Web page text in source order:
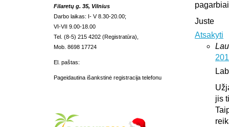
Filaretų g. 35, Vilnius
Darbo laikas: I- V 8.30-20.00;
VI-VII 9.00-18.00
Tel. (8-5) 215 4202 (Registratūra),
Mob. 8698 17724
El. paštas:
Pageidautina išankstinė registracija telefonu
Juste
Atsakyti
jis